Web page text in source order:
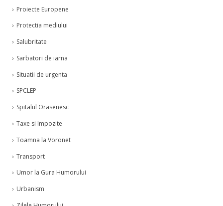
Proiecte Europene
Protectia mediului
Salubritate
Sarbatori de iarna
Situatii de urgenta
SPCLEP
Spitalul Orasenesc
Taxe si Impozite
Toamna la Voronet
Transport
Umor la Gura Humorului
Urbanism